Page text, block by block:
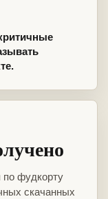
по фудкорту
скачанных